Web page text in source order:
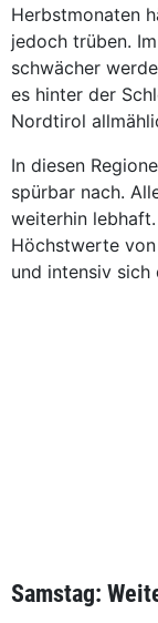
Herbstmonaten
jedoch trüben.
schwächer
es hinter der
Nordtirol
In diesen
spürbar nach.
weiterhin
Höchstwerte
und intensiv sich
Samstag: